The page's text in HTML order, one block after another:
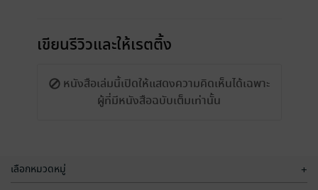
เขียนรีวิวและให้เรตติ้ง
หนังสือเล่มนี้เปิดให้แสดงความคิดเห็นได้เฉพาะ
ผู้ที่มีหนังสือฉบับเต็มเท่านั้น
เลือกหมวดหมู่ +